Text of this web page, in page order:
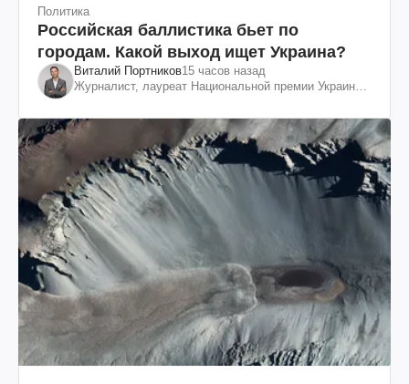
Политика
Российская баллистика бьет по
городам. Какой выход ищет Украина?
Виталий Портников15 часов назад
Журналист, лауреат Национальной премии Украины